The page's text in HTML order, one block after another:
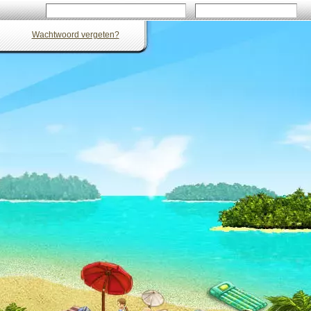
Wachtwoord vergeten?